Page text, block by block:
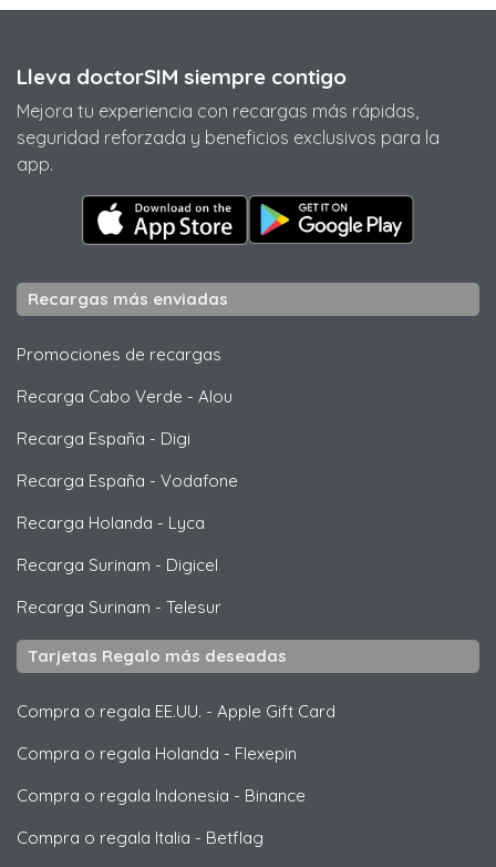
Lleva doctorSIM siempre contigo
Mejora tu experiencia con recargas más rápidas,
seguridad reforzada y beneficios exclusivos para la
app.
Recargas más enviadas
Promociones de recargas
Recarga Cabo Verde - Alou
Recarga España - Digi
Recarga España - Vodafone
Recarga Holanda - Lyca
Recarga Surinam - Digicel
Recarga Surinam - Telesur
Tarjetas Regalo más deseadas
Compra o regala EE.UU. - Apple Gift Card
Compra o regala Holanda - Flexepin
Compra o regala Indonesia - Binance
Compra o regala Italia - Betflag